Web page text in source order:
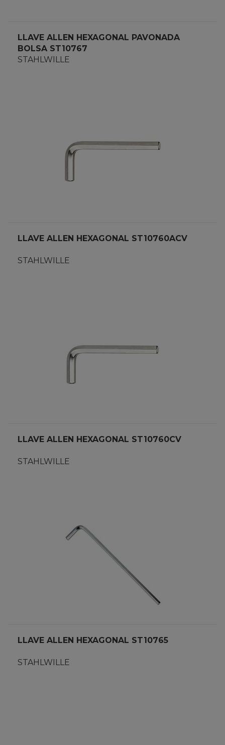
LLAVE ALLEN HEXAGONAL PAVONADA
BOLSA ST10767
STAHLWILLE
LLAVE ALLEN HEXAGONAL ST10760ACV
STAHLWILLE
LLAVE ALLEN HEXAGONAL ST10760CV
STAHLWILLE
LLAVE ALLEN HEXAGONAL ST10765
STAHLWILLE